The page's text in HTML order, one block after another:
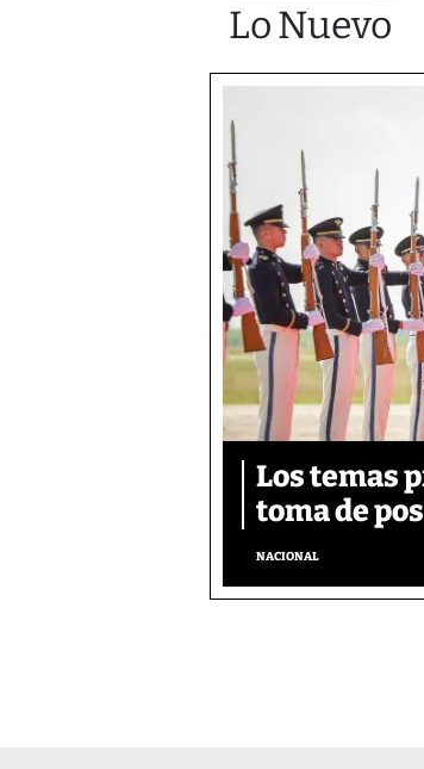
Lo Nuevo
Los temas
toma de
NACIONAL